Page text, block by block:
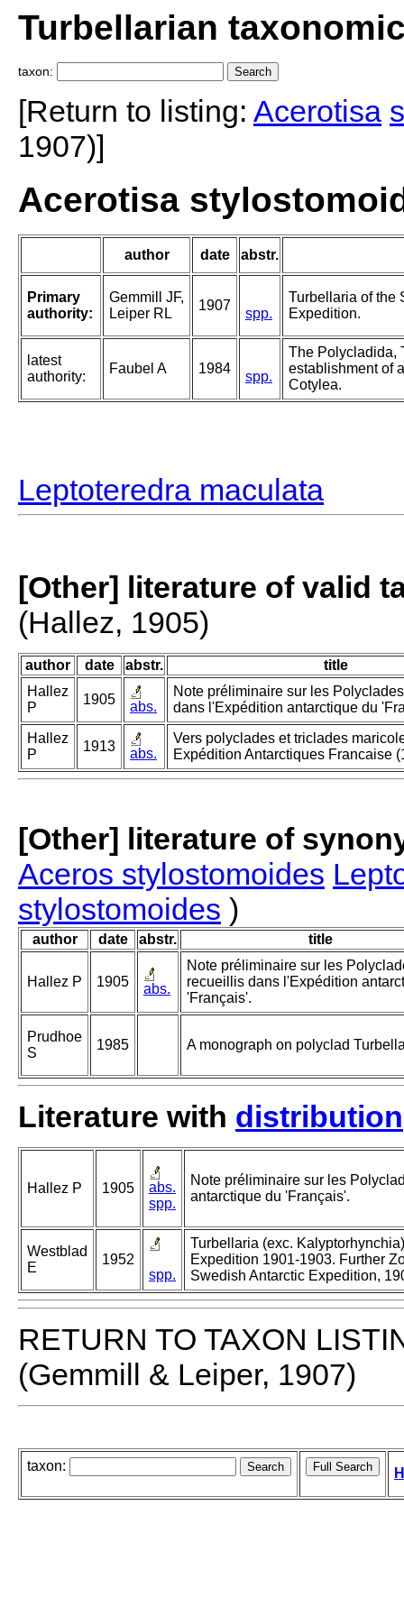
Turbellarian
taxon:
[Return to listing: Acerotisa
1907)]
Acerotisa
author date abstr.
Primary
authority:
Gemmill JF,
Leiper RL
1907
spp.
Turbellaria of the
Expedition.
latest
authority:
Faubel A 1984
spp.
The Polycladida,
establishment of
Cotylea.
Leptoteredra maculata
[Other] literature of valid
(Hallez, 1905)
author date abstr.
title
Hallez
P
1905 abs.
Note préliminaire sur les
dans l'Expédition antarctique du
Hallez
P
1913 abs.
Vers polyclades et triclades
Expédition Antarctiques Francaise
[Other] literature of
Aceros stylostomoides
stylostomoides )
author date abstr. title
Hallez P 1905 abs.
Note préliminaire sur les
recueillis dans l'Expédition
'Français'.
Prudhoe
S
1985 A monograph on polyclad
Literature with distribution
Hallez P 1905
abs.
spp.
Note préliminaire sur les
antarctique du 'Français'.
Westblad
E
1952
spp.
Turbellaria (exc.
Expedition 1901-1903. Further
Swedish Antarctic Expedition,
RETURN TO TAXON
(Gemmill & Leiper, 1907)
taxon: